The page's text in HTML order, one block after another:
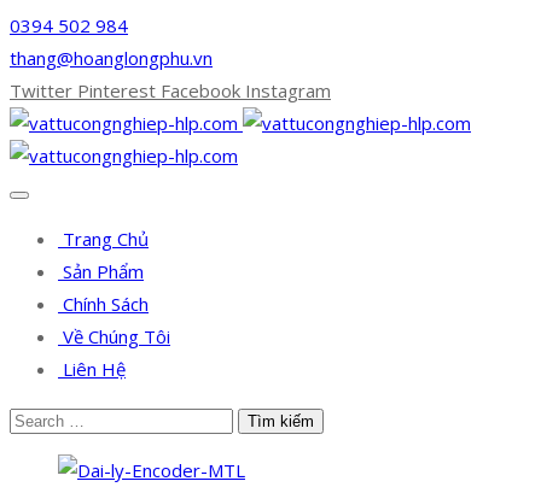
0394 502 984
thang@hoanglongphu.vn
Twitter Pinterest Facebook Instagram
Trang Chủ
Sản Phẩm
Chính Sách
Về Chúng Tôi
Liên Hệ